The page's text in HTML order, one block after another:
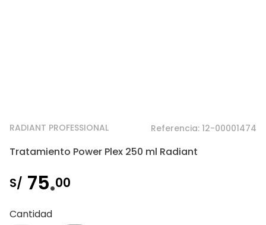
RADIANT PROFESSIONAL Referencia: 12-00001474
Tratamiento Power Plex 250 ml Radiant
S/ 75.00
Cantidad